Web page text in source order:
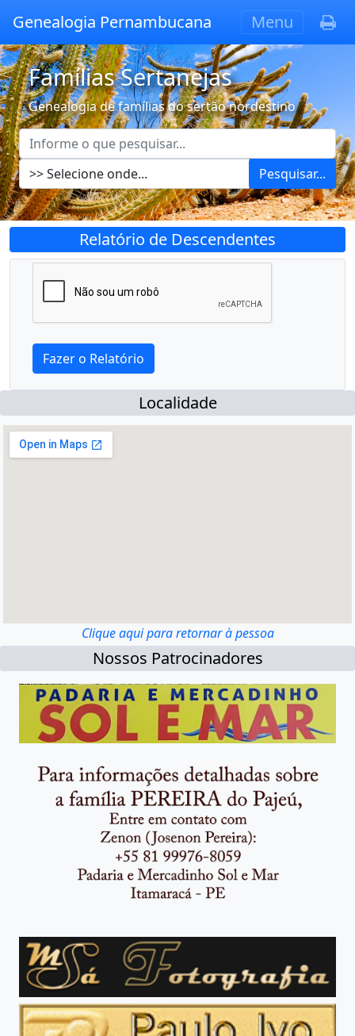
Genealogia Pernambucana Menu
Famílias Sertanejas
Genealogia de famílias do sertão nordestino
Pesquisar...
Relatório de Descendentes
Localidade
Clique aqui para retornar à pessoa
Nossos Patrocinadores